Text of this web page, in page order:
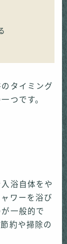
タイミング
つです。
浴自体をや
ワーを浴び
一般的で
約や掃除の